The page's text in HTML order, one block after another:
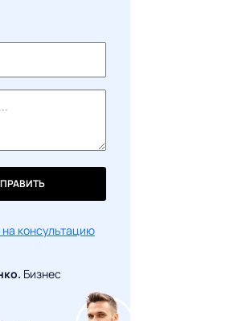
консультацию
Бизнес